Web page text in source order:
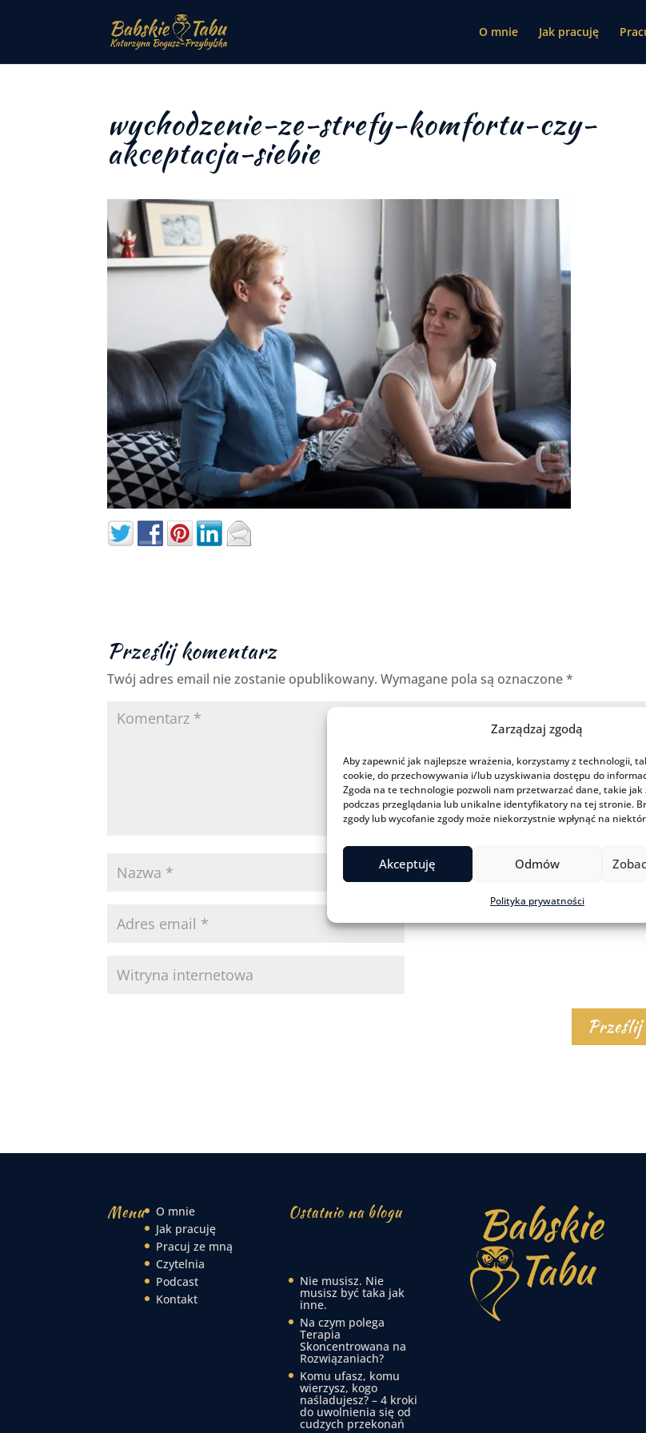
Zarządzaj zgodą
Aby zapewnić jak najlepsze wrażenia, korzystamy z technologii,
cookie, do przechowywania i/lub uzyskiwania dostępu do
Zgoda na te technologie pozwoli nam przetwarzać dane, takie
podczas przeglądania lub unikalne identyfikatory na tej stronie.
zgody lub wycofanie zgody może niekorzystnie wpłynąć na
Akceptuję Odmów
Polityka prywatności
O mnie Jak pracuję
wychodzenie-ze-strefy-komfortu-czy-
akceptacja-siebie
Prześlij komentarz
Twój adres email nie zostanie opublikowany. Wymagane pola są oznaczone*
Menu
O mnie
Jak pracuję
Pracuj ze mną
Czytelnia
Podcast
Kontakt
Ostatnio na blogu
Nie musisz. Nie
musisz być taka jak
inne.
Na czym polega
Terapia
Skoncentrowana na
Rozwiązaniach?
Komu ufasz, komu
wierzysz, kogo
naśladujesz? – 4 kroki
do uwolnienia się od
cudzych przekonań